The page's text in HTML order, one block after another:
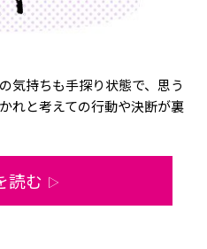
気持ちも手探り状態で、思う
れと考えての行動や決断が裏
読む ▷